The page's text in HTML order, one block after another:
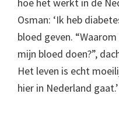
Osman: ‘Ik heb
bloed geven.
mijn bloed doen?”,
Het leven is echt
hier in Nederland gaat.’